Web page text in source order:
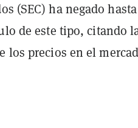
(SEC) ha negado
de este tipo, citando
los precios en el